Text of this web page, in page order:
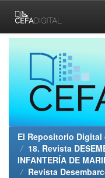
navigation
El Repositorio
18. Revista
INFANTERÍA DE
Revista